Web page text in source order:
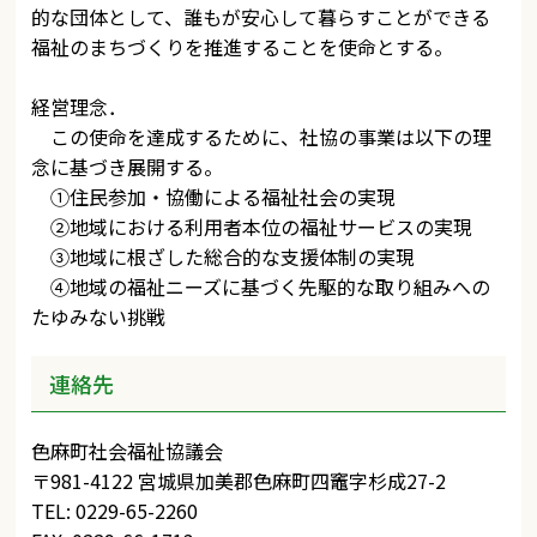
的な団体として、誰もが安心して暮らすことができる
福祉のまちづくりを推進することを使命とする。
経営理念．
この使命を達成するために、社協の事業は以下の理
念に基づき展開する。
①住民参加・協働による福祉社会の実現
②地域における利用者本位の福祉サービスの実現
③地域に根ざした総合的な支援体制の実現
④地域の福祉ニーズに基づく先駆的な取り組みへの
たゆみない挑戦
連絡先
色麻町社会福祉協議会
〒981-4122 宮城県加美郡色麻町四竈字杉成27-2
TEL: 0229-65-2260